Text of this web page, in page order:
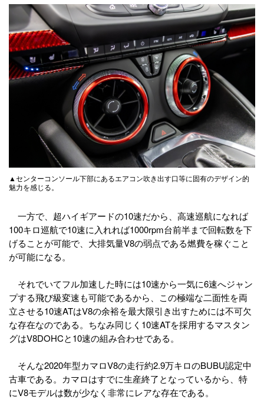
▲センターコンソール下部にあるエアコン吹き出す口等に固有のデザイン的
魅力を感じる。
一方で、超ハイギアードの10速だから、高速巡航になれば
100キロ巡航で10速に入れれば1000rpm台前半まで回転数を下
げることが可能で、大排気量V8の弱点である燃費を稼ぐこと
が可能になる。
それでいてフル加速した時には10速から一気に6速へジャン
プする飛び級変速も可能であるから、この極端な二面性を両
立させる10速ATはV8の余裕を最大限引き出すためには不可欠
な存在なのである。ちなみ同じく10速ATを採用するマスタン
グはV8DOHCと10速の組み合わせである。
そんな2020年型カマロV8の走行約2.9万キロのBUBU認定中
古車である。カマロはすでに生産終了となっているから、特
にV8モデルは数が少なく非常にレアな存在である。